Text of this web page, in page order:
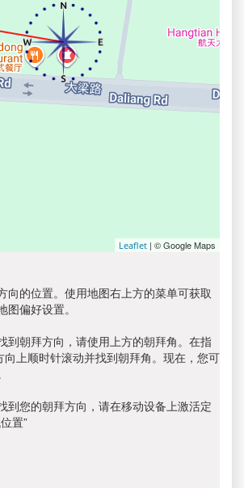
Leaflet | © Google Maps
向的位置。使用地图右上方的菜单可获取
偏好设置。
到朝拜方向，请使用上方的朝拜角。在指
向上顺时针滚动并找到朝拜角。现在，您可
到您的朝拜方向，请在移动设备上激活定
置”